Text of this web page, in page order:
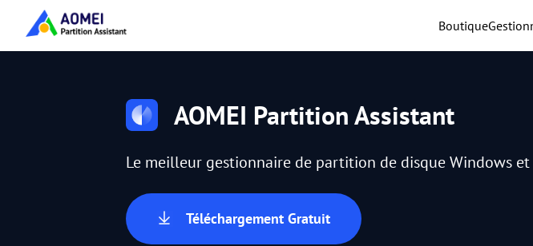
Boutique
AOMEI Partition Assistant
Le meilleur gestionnaire de partition de disque Windows et
Téléchargement Gratuit